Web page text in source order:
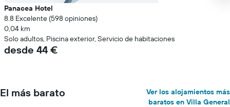
Panacea Hotel
8.8 Excelente (598 opiniones)
0,04 km
Solo adultos, Piscina exterior, Servicio de habitaciones
desde 44 €
El más barato
Ver los alojamientos más
baratos en Villa General